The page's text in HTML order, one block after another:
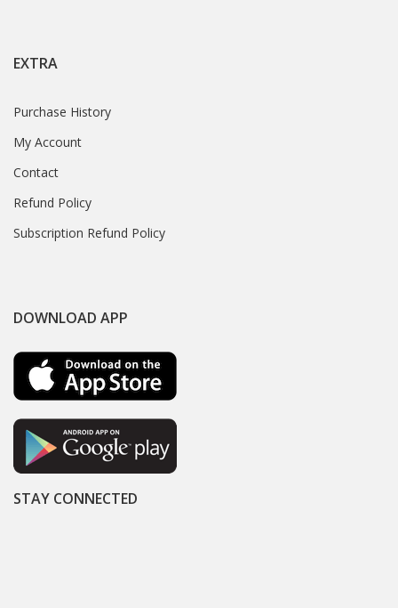
EXTRA
Purchase History
My Account
Contact
Refund Policy
Subscription Refund Policy
DOWNLOAD APP
STAY CONNECTED